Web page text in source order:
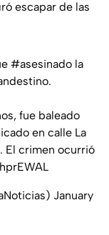
escapar de las
#asesinado la
.
fue baleado
en calle La
El crimen ocurrió
January